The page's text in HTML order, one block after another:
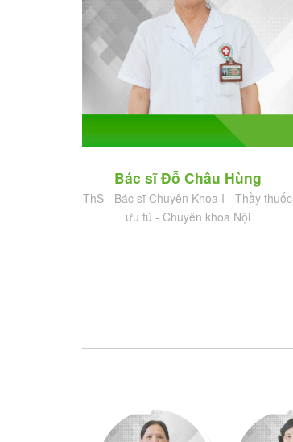
Bác sĩ Đỗ Châu Hùng
ThS - Bác sĩ Chuyên Khoa I - Thầy thuốc
ưu tú - Chuyên khoa Nội